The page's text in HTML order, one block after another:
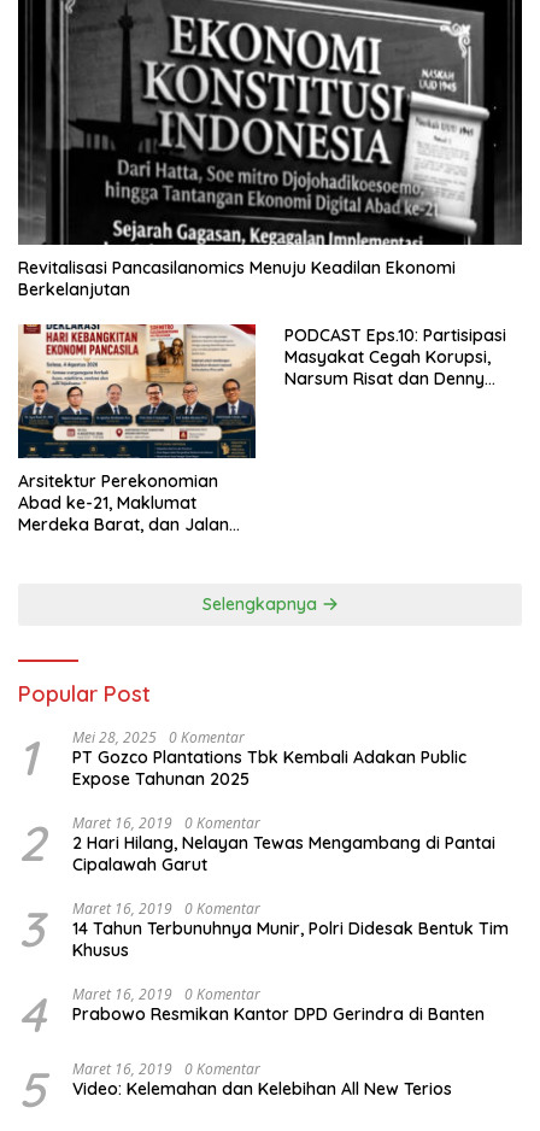
Revitalisasi Pancasilanomics Menuju Keadilan Ekonomi
Berkelanjutan
Arsitektur Perekonomian
Abad ke-21, Maklumat
Merdeka Barat, dan Jalan
PODCAST Eps.10: Partisipasi
Masyakat Cegah Korupsi,
Narsum Risat dan Denny
Selengkapnya
Popular Post
1 Mei 28, 2025 0 Komentar
PT Gozco Plantations Tbk Kembali Adakan Public
Expose Tahunan 2025
2 Maret 16, 2019 0 Komentar
2 Hari Hilang, Nelayan Tewas Mengambang di Pantai
Cipalawah Garut
3 Maret 16, 2019 0 Komentar
14 Tahun Terbunuhnya Munir, Polri Didesak Bentuk Tim
Khusus
4 Maret 16, 2019 0 Komentar
Prabowo Resmikan Kantor DPD Gerindra di Banten
5 Maret 16, 2019 0 Komentar
Video: Kelemahan dan Kelebihan All New Terios